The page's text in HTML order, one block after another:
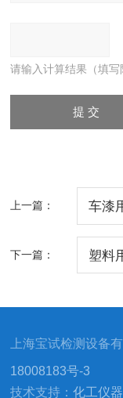
请输入计算结果（填
上一篇： 车漆
下一篇： 塑料
上海宝试检测设备
18008183号-3
技术支持：化工仪